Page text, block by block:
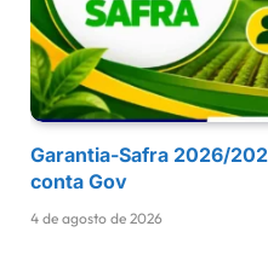
Garantia-Safra 2026/
conta Gov
4 de agosto de 2026